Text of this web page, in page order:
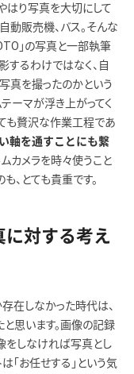
はり写真を大切にして
動販売機、バス。そんな
」の写真と一部執筆
するわけではなく、自
真を撮ったのかという
ーマが浮き上がってく
ても贅沢な作業工程であ
軸を通すことにも繋
ムカメラを時々使うこと
、とても貴重です。
対する考え
在しなかった時代は、
思います。画像の記録
をしなければ写真とし
「お任せする」という気